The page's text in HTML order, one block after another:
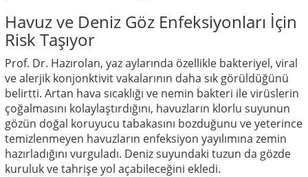
Havuz ve Deniz Göz Enfeksiyonları İçin
Risk Taşıyor
Prof. Dr. Hazırolan, yaz aylarında özellikle bakteriyel, viral
ve alerjik konjonktivit vakalarının daha sık görüldüğünü
belirtti. Artan hava sıcaklığı ve nemin bakteri ile virüslerin
çoğalmasını kolaylaştırdığını, havuzların klorlu suyunun
gözün doğal koruyucu tabakasını bozduğunu ve yeterince
temizlenmeyen havuzların enfeksiyon yayılımına zemin
hazırladığını vurguladı. Deniz suyundaki tuzun da gözde
kuruluk ve tahrişe yol açabileceğini ekledi.